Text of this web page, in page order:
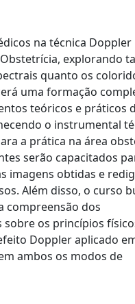
na técnica Doppler
explorando
quanto os
uma formação
teóricos e práticos
o instrumental
a prática na área
serão capacitados
imagens obtidas e
Além disso, o curso
compreensão dos
sobre os princípios
Doppler aplicado
ambos os modos de